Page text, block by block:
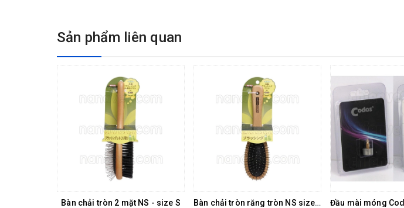
Sản phẩm liên quan
Bàn chải tròn 2 mặt NS - size S
Bàn chải tròn răng tròn NS size M